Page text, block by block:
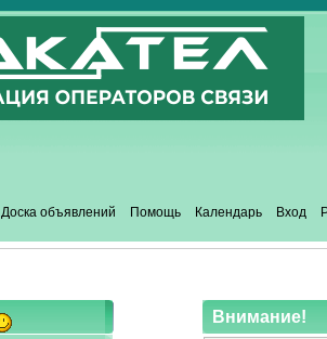
Доска объявлений Помощь Календарь Вход
Внимание!